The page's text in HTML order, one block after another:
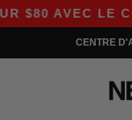
LE
CENTRE